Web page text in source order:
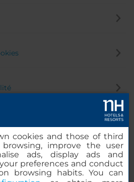
cookies and those of third
improve the user
ads, display ads and
preferences and conduct
browsing habits. You can